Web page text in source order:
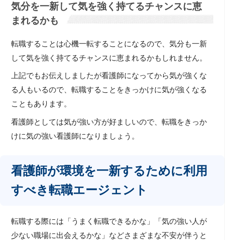
気分を一新して気を強く持てるチャンスに恵
まれるかも
転職することは心機一転することになるので、気分も一新
して気を強く持てるチャンスに恵まれるかもしれません。
上記でもお伝えしましたが看護師になってから気が強くな
る人もいるので、転職することをきっかけに気が強くなる
こともあります。
看護師としては気が強い方が好ましいので、転職をきっか
けに気の強い看護師になりましょう。
看護師が環境を一新するために利用
すべき転職エージェント
転職する際には「うまく転職できるかな」「気の強い人が
少ない職場に出会えるかな」などさまざまな不安が伴うと